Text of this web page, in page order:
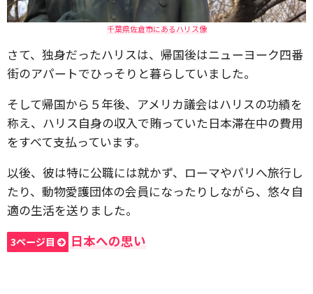
千葉県佐倉市にあるハリス像
さて、独身だったハリスは、帰国後はニューヨーク四番
街のアパートでひっそりと暮らしていました。
そして帰国から５年後、アメリカ議会はハリスの功績を
称え、ハリス自身の収入で賄っていた日本滞在中の費用
をすべて支払っています。
以後、彼は特に公職には就かず、ローマやパリへ旅行し
たり、動物愛護団体の会員になったりしながら、悠々自
適の生活を送りました。
3ページ目 日本への思い